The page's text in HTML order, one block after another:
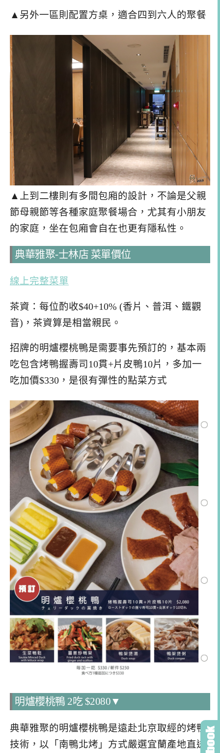
▲另外一區則配置方桌，適合四到六人的聚餐
▲上到二樓則有多間包廂的設計，不論是父親
節母親節等各種家庭聚餐場合，尤其有小朋友
的家庭，坐在包廂會自在也更有隱私性。
典華雅聚-士林店 菜單價位
線上完整菜單
茶資：每位酌收$40+10% (香片、普洱、鐵觀
音)，茶資算是相當親民。
招牌的明爐櫻桃鴨是需要事先預訂的，基本兩
吃包含烤鴨握壽司10貫+片皮鴨10片，多加一
吃加價$330，是很有彈性的點菜方式
明爐櫻桃鴨 2吃 $2080▼
典華雅聚的明爐櫻桃鴨是遠赴北京取經的烤鴨
技術，以「南鴨北烤」方式嚴選宜蘭產地直送